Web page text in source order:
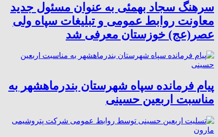
سرهنگ سجاد بهمئی به عنوان مسئول جدید
معاونت روابط عمومی و تبلیغات سپاه ولی
عصر(عج) خوزستان معرفی شد
پیام فرمانده سپاه شهرستان بندرماهشهر به
مناسبت اربعین حسینی